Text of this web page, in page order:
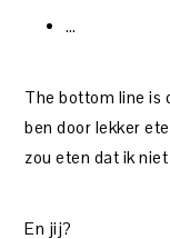
…
The bottom line is
ben door lekker
zou eten dat ik
En jij?